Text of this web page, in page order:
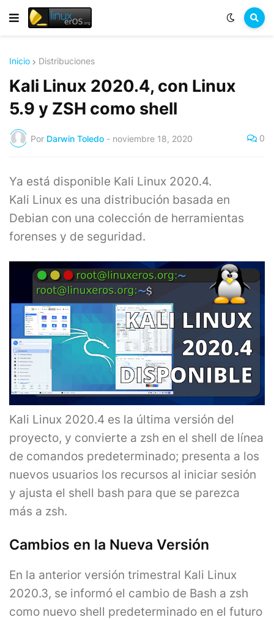
Inicio Distribuciones
Kali Linux 2020.4, con Linux
5.9 y ZSH como shell
Por Darwin Toledo - noviembre 18, 2020 0
Ya está disponible Kali Linux 2020.4.
Kali Linux es una distribución basada en
Debian con una colección de herramientas
forenses y de seguridad.
Kali Linux 2020.4 es la última versión del
proyecto, y convierte a zsh en el shell de línea
de comandos predeterminado; presenta a los
nuevos usuarios los recursos al iniciar sesión
y ajusta el shell bash para que se parezca
más a zsh.
Cambios en la Nueva Versión
En la anterior versión trimestral Kali Linux
2020.3, se informó el cambio de Bash a zsh
como nuevo shell predeterminado en el futuro